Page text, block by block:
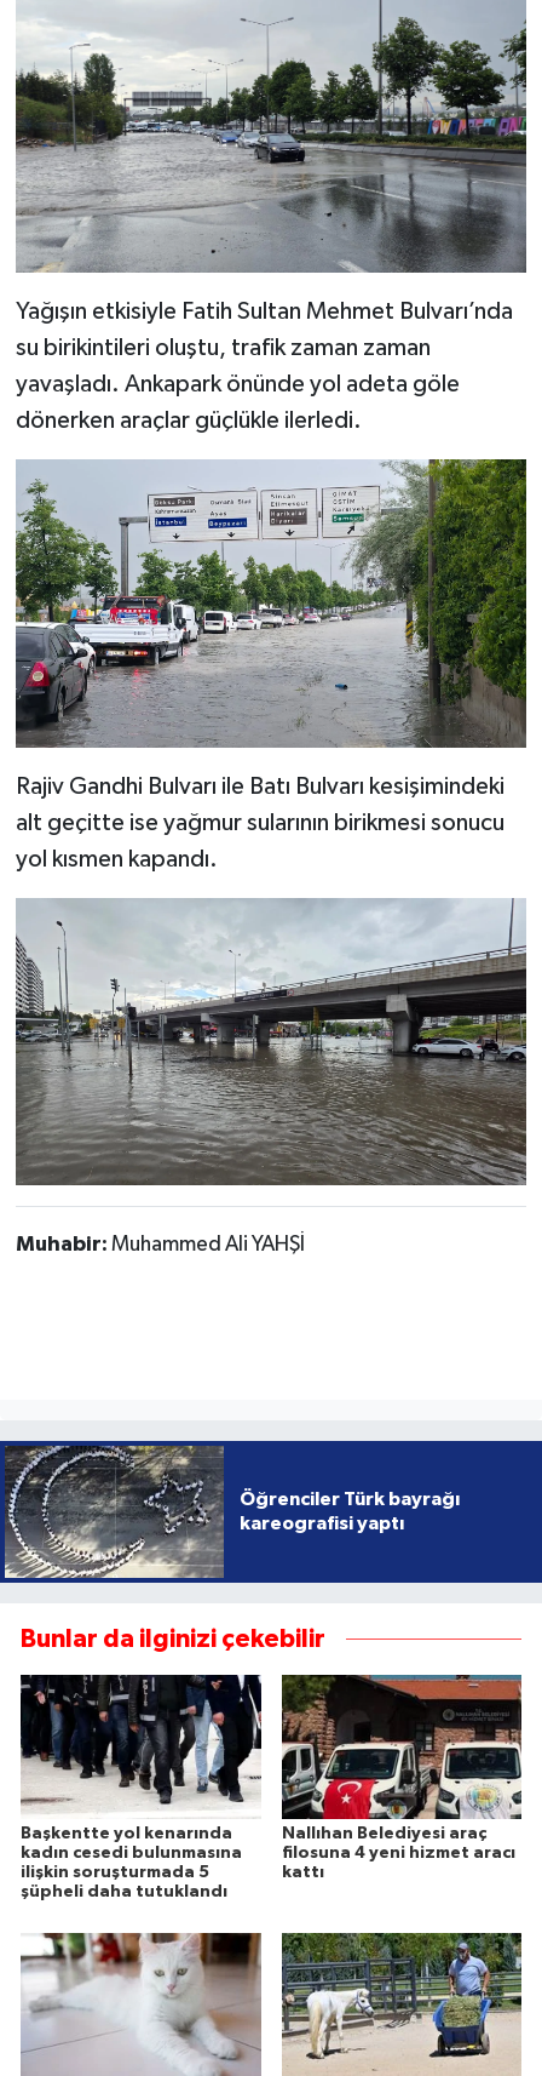
Yağışın etkisiyle Fatih Sultan Mehmet Bulvarı’nda
su birikintileri oluştu, trafik zaman zaman
yavaşladı. Ankapark önünde yol adeta göle
dönerken araçlar güçlükle ilerledi.
Rajiv Gandhi Bulvarı ile Batı Bulvarı kesişimindeki
alt geçitte ise yağmur sularının birikmesi sonucu
yol kısmen kapandı.
Muhabir: Muhammed Ali YAHŞİ
Öğrenciler Türk bayrağı
kareografisi yaptı
Bunlar da ilginizi çekebilir
Başkentte yol kenarında
kadın cesedi bulunmasına
ilişkin soruşturmada 5
şüpheli daha tutuklandı
Nallıhan Belediyesi araç
filosuna 4 yeni hizmet aracı
kattı